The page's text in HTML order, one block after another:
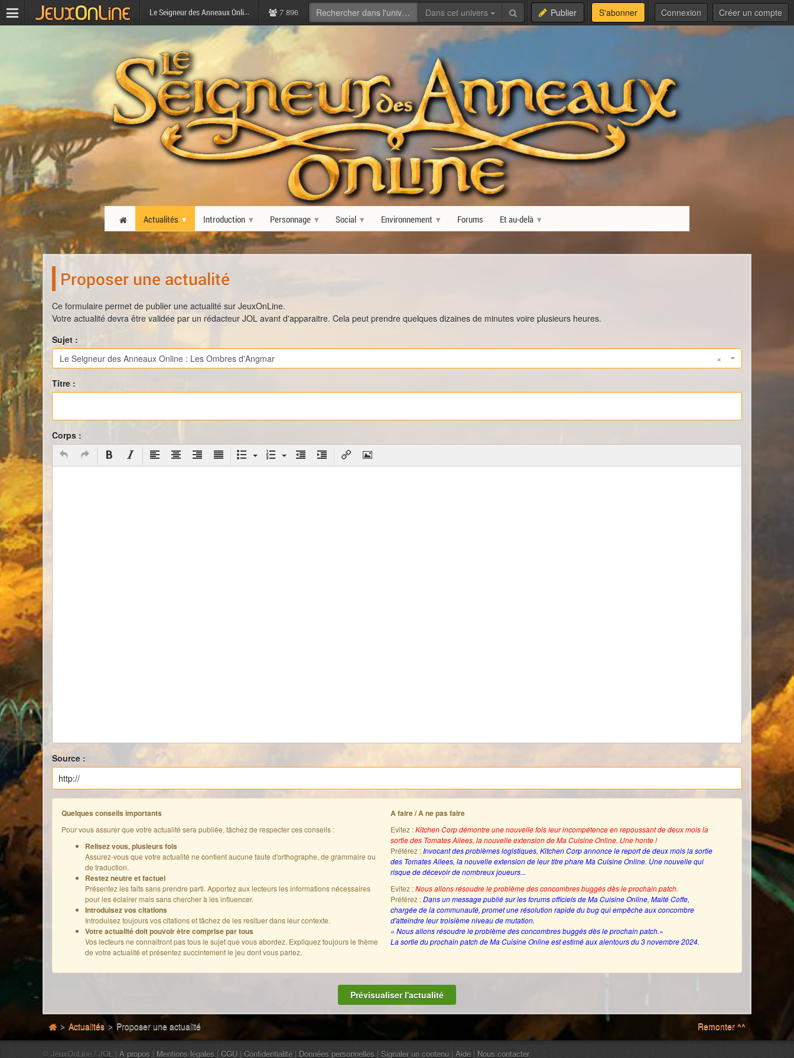
Le Seigneur des Anneaux Online 7 896 Dans cet univers Publier S'abonner Connexion Créer un compte
Actualités Introduction Personnage Social Environnement Forums Et au-delà
Proposer une actualité
Ce formulaire permet de publier une actualité sur JeuxOnLine.
Votre actualité devra être validée par un rédacteur JOL avant d'apparaitre. Cela peut prendre quelques dizaines de minutes voire plusieurs heures.
Sujet :
×
Le Seigneur des Anneaux Online : Les Ombres d'Angmar
Titre :
Corps :
Source :
Quelques conseils importants
Pour vous assurer que votre actualité sera publiée, tâchez de respecter ces conseils :
Relisez vous, plusieurs fois
Assurez-vous que votre actualité ne contient aucune faute d'orthographe, de grammaire ou
de traduction.
Restez neutre et factuel
Présentez les faits sans prendre parti. Apportez aux lecteurs les informations nécessaires
pour les éclairer mais sans chercher à les influencer.
Introduisez vos citations
Introduisez toujours vos citations et tâchez de les resituer dans leur contexte.
Votre actualité doit pouvoir être comprise par tous
Vos lecteurs ne connaitront pas tous le sujet que vous abordez. Expliquez toujours le thème
de votre actualité et présentez succintement le jeu dont vous parlez.
A faire / A ne pas faire
Evitez :Kitchen Corp démontre une nouvelle fois leur incompétence en repoussant de deux mois la
sortie des Tomates Ailees, la nouvelle extension de Ma Cuisine Online. Une honte !
Préférez :Invocant des problèmes logistiques, Kitchen Corp annonce le report de deux mois la sortie
des Tomates Ailees, la nouvelle extension de leur titre phare Ma Cuisine Online. Une nouvelle qui
risque de décevoir de nombreux joueurs...
Evitez :Nous allons résoudre le problème des concombres buggés dès le prochain patch.
Préférez :Dans un message publié sur les forums officiels de Ma Cuisine Online, Maité Coffe,
chargée de la communauté, promet une résolution rapide du bug qui empêche aux concombre
d'atteindre leur troisième niveau de mutation.
« Nous allons résoudre le problème des concombres buggés dès le prochain patch.»
La sortie du prochain patch de Ma Cuisine Online est estimé aux alentours du 3 novembre 2024.
Remonter ^^
> Actualités > Proposer une actualité
© JeuxOnLine / JOL | À propos | Mentions légales | CGU | Confidentialité | Données personnelles | Signaler un contenu | Aide | Nous contacter